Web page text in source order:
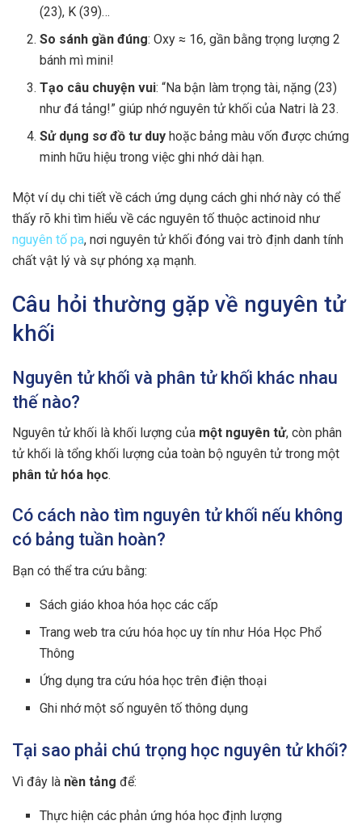
(23), K (39)…
So sánh gần đúng: Oxy ≈ 16, gần bằng trọng lượng 2
bánh mì mini!
Tạo câu chuyện vui: “Na bận làm trọng tài, nặng (23)
như đá tảng!” giúp nhớ nguyên tử khối của Natri là 23.
Sử dụng sơ đồ tư duy hoặc bảng màu vốn được chứng
minh hữu hiệu trong việc ghi nhớ dài hạn.
Một ví dụ chi tiết về cách ứng dụng cách ghi nhớ này có thể
thấy rõ khi tìm hiểu về các nguyên tố thuộc actinoid như
nguyên tố pa, nơi nguyên tử khối đóng vai trò định danh tính
chất vật lý và sự phóng xạ mạnh.
Câu hỏi thường gặp về nguyên tử
khối
Nguyên tử khối và phân tử khối khác nhau
thế nào?
Nguyên tử khối là khối lượng của một nguyên tử, còn phân
tử khối là tổng khối lượng của toàn bộ nguyên tử trong một
phân tử hóa học.
Có cách nào tìm nguyên tử khối nếu không
có bảng tuần hoàn?
Bạn có thể tra cứu bằng:
Sách giáo khoa hóa học các cấp
Trang web tra cứu hóa học uy tín như Hóa Học Phổ
Thông
Ứng dụng tra cứu hóa học trên điện thoại
Ghi nhớ một số nguyên tố thông dụng
Tại sao phải chú trọng học nguyên tử khối?
Vì đây là nền tảng để:
Thực hiện các phản ứng hóa học định lượng